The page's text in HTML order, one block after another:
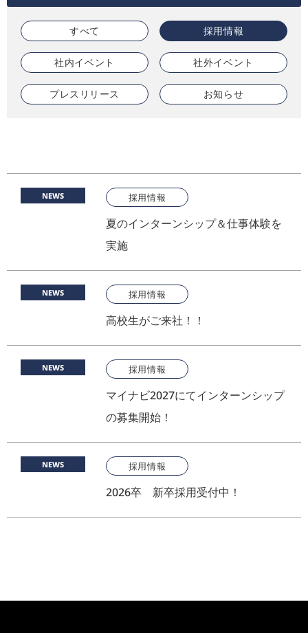
すべて 採用情報
社内イベント 社外イベント
プレスリリース お知らせ
NEWS 採用情報
夏のインターンシップ＆仕事体験を
実施
NEWS 採用情報
高校生がご来社！！
NEWS 採用情報
マイナビ2027にてインターンシップ
の募集開始！
NEWS 採用情報
2026卒 新卒採用受付中！